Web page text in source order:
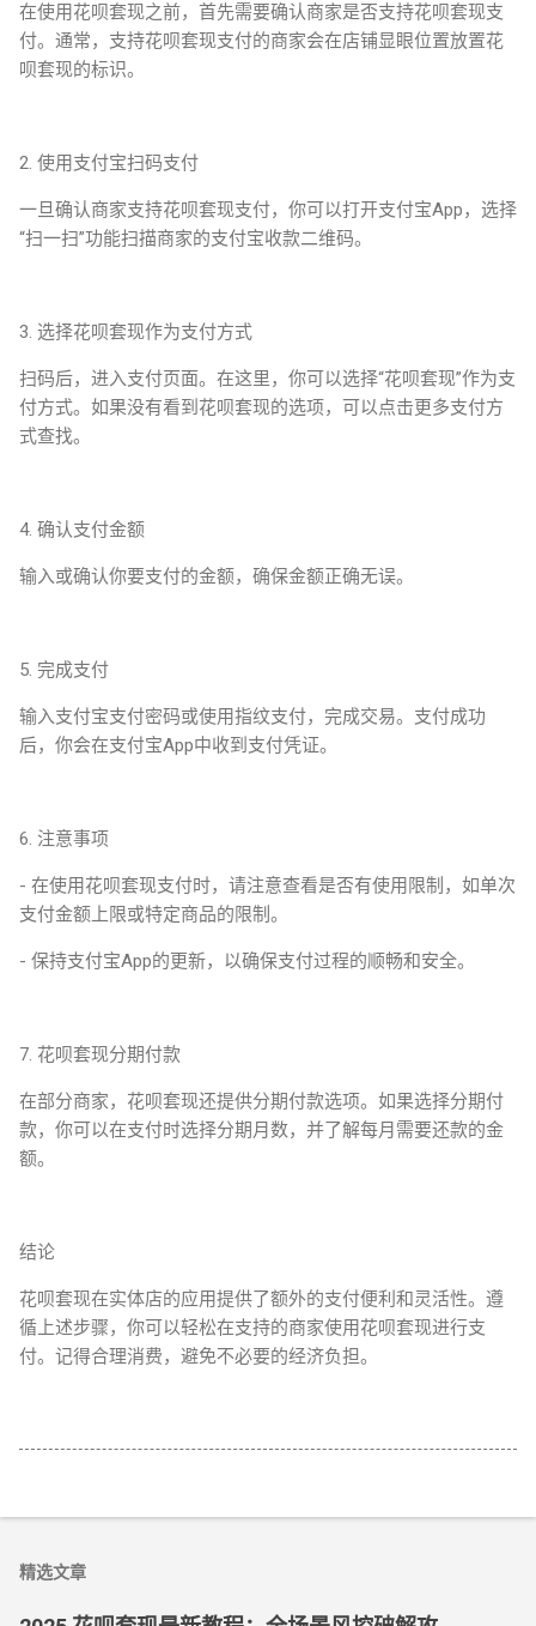
在使用花呗套现之前，首先需要确认商家是否支持花呗套现支
付。通常，支持花呗套现支付的商家会在店铺显眼位置放置花
呗套现的标识。
2. 使用支付宝扫码支付
一旦确认商家支持花呗套现支付，你可以打开支付宝App，选择
“扫一扫”功能扫描商家的支付宝收款二维码。
3. 选择花呗套现作为支付方式
扫码后，进入支付页面。在这里，你可以选择“花呗套现”作为支
付方式。如果没有看到花呗套现的选项，可以点击更多支付方
式查找。
4. 确认支付金额
输入或确认你要支付的金额，确保金额正确无误。
5. 完成支付
输入支付宝支付密码或使用指纹支付，完成交易。支付成功
后，你会在支付宝App中收到支付凭证。
6. 注意事项
- 在使用花呗套现支付时，请注意查看是否有使用限制，如单次
支付金额上限或特定商品的限制。
- 保持支付宝App的更新，以确保支付过程的顺畅和安全。
7. 花呗套现分期付款
在部分商家，花呗套现还提供分期付款选项。如果选择分期付
款，你可以在支付时选择分期月数，并了解每月需要还款的金
额。
结论
花呗套现在实体店的应用提供了额外的支付便利和灵活性。遵
循上述步骤，你可以轻松在支持的商家使用花呗套现进行支
付。记得合理消费，避免不必要的经济负担。
精选文章